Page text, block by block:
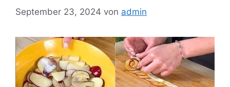
September 23, 2024 von admin